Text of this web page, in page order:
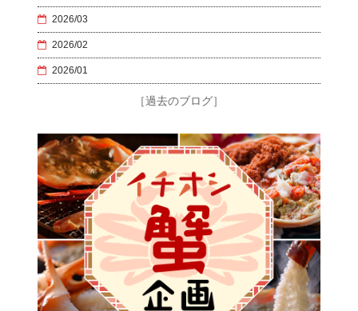
2026/03
2026/02
2026/01
［過去のブログ］